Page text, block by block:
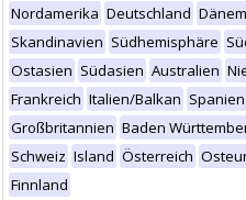
Nordamerika Deutschland
Skandinavien Südhemisphäre
Ostasien Südasien Australien
Frankreich Italien/Balkan Spanien
Großbritannien Baden
Schweiz Island Österreich
Finnland